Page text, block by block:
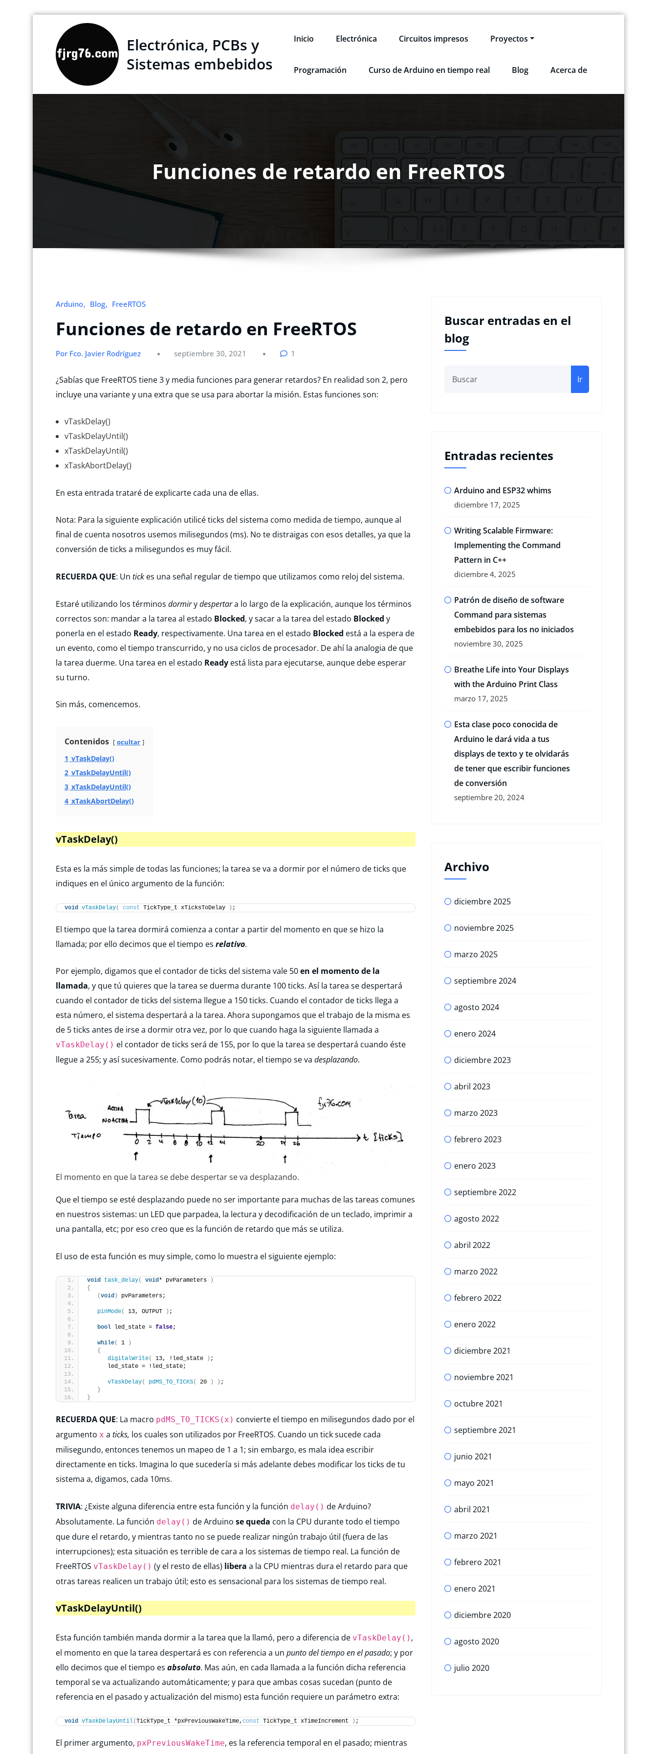
contenido
Electrónica, PCBs y
Sistemas embebidos
Inicio Electrónica Circuitos impresos Proyectos
Programación Curso de Arduino en tiempo real Blog Acerca de
Funciones de retardo en FreeRTOS
Arduino Blog FreeRTOS
Funciones de retardo en FreeRTOS
Por Fco. Javier Rodríguez septiembre 30, 2021 1
¿Sabías que FreeRTOS tiene 3 y media funciones para generar retardos? En realidad son 2, pero
incluye una variante y una extra que se usa para abortar la misión. Estas funciones son:
vTaskDelay()
vTaskDelayUntil()
xTaskDelayUntil()
xTaskAbortDelay()
En esta entrada trataré de explicarte cada una de ellas.
Nota: Para la siguiente explicación utilicé ticks del sistema como medida de tiempo, aunque al
final de cuenta nosotros usemos milisegundos (ms). No te distraigas con esos detalles, ya que la
conversión de ticks a milisegundos es muy fácil.
RECUERDA QUE: Un tick es una señal regular de tiempo que utilizamos como reloj del sistema.
Estaré utilizando los términos dormirydespertara lo largo de la explicación, aunque los términos
correctos son: mandar a la tarea al estado Blocked, y sacar a la tarea del estado Blocked y
ponerla en el estado Ready, respectivamente. Una tarea en el estado Blocked está a la espera de
un evento, como el tiempo transcurrido, y no usa ciclos de procesador. De ahí la analogia de que
la tarea duerme. Una tarea en el estado Ready está lista para ejecutarse, aunque debe esperar
su turno.
Sin más, comencemos.
Contenidos ocultar
1 vTaskDelay()
2 vTaskDelayUntil()
3 xTaskDelayUntil()
4 xTaskAbortDelay()
vTaskDelay()
Esta es la más simple de todas las funciones; la tarea se va a dormir por el número de ticks que
indiques en el único argumento de la función:
void vTaskDelay( const TickType_t xTicksToDelay ) ;
El tiempo que la tarea dormirá comienza a contar a partir del momento en que se hizo la
llamada; por ello decimos que el tiempo es relativo.
Por ejemplo, digamos que el contador de ticks del sistema vale 50en el momento de la
llamada, y que tú quieres que la tarea se duerma durante 100 ticks. Así la tarea se despertará
cuando el contador de ticks del sistema llegue a 150 ticks. Cuando el contador de ticks llega a
esta número, el sistema despertará a la tarea. Ahora supongamos que el trabajo de la misma es
de 5 ticks antes de irse a dormir otra vez, por lo que cuando haga la siguiente llamada a
vTaskDelay() el contador de ticks será de 155, por lo que la tarea se despertará cuando éste
llegue a 255; y así sucesivamente. Como podrás notar, el tiempo se va desplazando.
El momento en que la tarea se debe despertar se va desplazando.
Que el tiempo se esté desplazando puede no ser importante para muchas de las tareas comunes
en nuestros sistemas: un LED que parpadea, la lectura y decodificación de un teclado, imprimir a
una pantalla, etc; por eso creo que es la función de retardo que más se utiliza.
El uso de esta función es muy simple, como lo muestra el siguiente ejemplo:
void task_delay( void* pvParameters
)
{
(void ) pvParameters;
pinMode( 13, OUTPUT ) ;
bool led_state = false;
while( 1
)
{
digitalWrite( 13, !led_state ) ;
      led_state = !led_state;
vTaskDelay( pdMS_TO_TICKS( 20 ) ) ;
}
}
RECUERDA QUE: La macro pdMS_TO_TICKS(x) convierte el tiempo en milisegundos dado por el
argumento x a ticks, los cuales son utilizados por FreeRTOS. Cuando un tick sucede cada
milisegundo, entonces tenemos un mapeo de 1 a 1; sin embargo, es mala idea escribir
directamente en ticks. Imagina lo que sucedería si más adelante debes modificar los ticks de tu
sistema a, digamos, cada 10ms.
TRIVIA: ¿Existe alguna diferencia entre esta función y la función delay() de Arduino?
Absolutamente. La función delay() de Arduino se queda con la CPU durante todo el tiempo
que dure el retardo, y mientras tanto no se puede realizar ningún trabajo útil (fuera de las
interrupciones); esta situación es terrible de cara a los sistemas de tiempo real. La función de
FreeRTOS vTaskDelay() (y el resto de ellas) libera a la CPU mientras dura el retardo para que
otras tareas realicen un trabajo útil; esto es sensacional para los sistemas de tiempo real.
vTaskDelayUntil()
Esta función también manda dormir a la tarea que la llamó, pero a diferencia de vTaskDelay() ,
el momento en que la tarea despertará es con referencia a un punto del tiempo en el pasado; y por
ello decimos que el tiempo es absoluto. Mas aún, en cada llamada a la función dicha referencia
temporal se va actualizando automáticamente; y para que ambas cosas sucedan (punto de
referencia en el pasado y actualización del mismo) esta función requiere un parámetro extra:
void vTaskDelayUntil(TickType_t *pxPreviousWakeTime, const TickType_t xTimeIncrement ) ;
El primer argumento, pxPreviousWakeTime, es la referencia temporal en el pasado; mientras
Buscar entradas en el
blog
Ir
Entradas recientes
Arduino and ESP32 whims
diciembre 17, 2025
Writing Scalable Firmware:
Implementing the Command
Pattern in C++
diciembre 4, 2025
Patrón de diseño de software
Command para sistemas
embebidos para los no iniciados
noviembre 30, 2025
Breathe Life into Your Displays
with the Arduino Print Class
marzo 17, 2025
Esta clase poco conocida de
Arduino le dará vida a tus
displays de texto y te olvidarás
de tener que escribir funciones
de conversión
septiembre 20, 2024
Archivo
diciembre 2025
noviembre 2025
marzo 2025
septiembre 2024
agosto 2024
enero 2024
diciembre 2023
abril 2023
marzo 2023
febrero 2023
enero 2023
septiembre 2022
agosto 2022
abril 2022
marzo 2022
febrero 2022
enero 2022
diciembre 2021
noviembre 2021
octubre 2021
septiembre 2021
junio 2021
mayo 2021
abril 2021
marzo 2021
febrero 2021
enero 2021
diciembre 2020
agosto 2020
julio 2020